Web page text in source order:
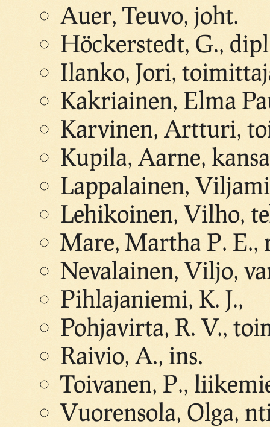
Auer, Teuvo, joht.
Höckerstedt, G.,
Ilanko, Jori,
Kakriainen, Elma
Karvinen, Artturi,
Kupila, Aarne,
Lappalainen,
Lehikoinen, Vilho,
Mare, Martha P. E.,
Nevalainen, Viljo,
Pihlajaniemi, K. J.,
Pohjavirta, R. V.,
Raivio, A., ins.
Toivanen, P.,
Vuorensola, Olga,